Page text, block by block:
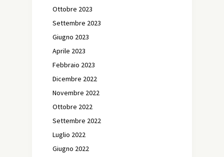
Ottobre 2023
Settembre 2023
Giugno 2023
Aprile 2023
Febbraio 2023
Dicembre 2022
Novembre 2022
Ottobre 2022
Settembre 2022
Luglio 2022
Giugno 2022